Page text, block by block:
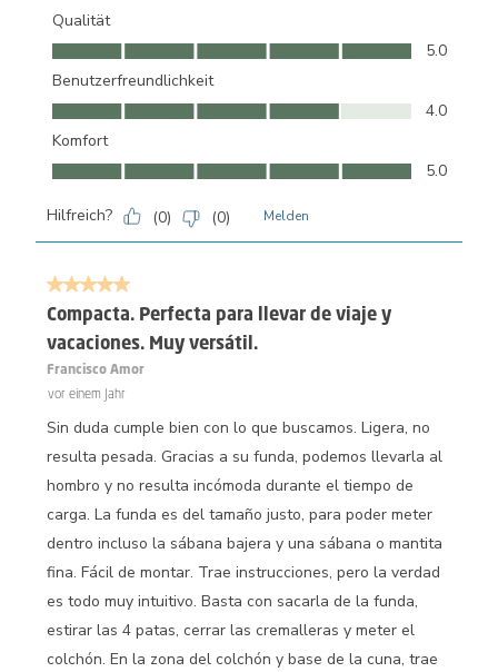
Qualität
Qualität, 5.0 von 5
5.0
Benutzerfreundlichkeit
Benutzerfreundlichkeit, 4.0 von 5
4.0
Komfort
Komfort, 5.0 von 5
5.0
Hilfreich? (0) (0) Melden
5 von 5 Sternen.
Compacta. Perfecta para llevar de viaje y
vacaciones. Muy versátil.
Francisco Amor
vor einem Jahr
Sin duda cumple bien con lo que buscamos. Ligera, no
resulta pesada. Gracias a su funda, podemos llevarla al
hombro y no resulta incómoda durante el tiempo de
carga. La funda es del tamaño justo, para poder meter
dentro incluso la sábana bajera y una sábana o mantita
fina. Fácil de montar. Trae instrucciones, pero la verdad
es todo muy intuitivo. Basta con sacarla de la funda,
estirar las 4 patas, cerrar las cremalleras y meter el
colchón. En la zona del colchón y base de la cuna, trae